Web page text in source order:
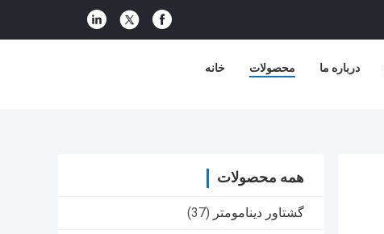
خانه محصولات درباره ما
همه محصولات
گشتاور دینامومتر (37)